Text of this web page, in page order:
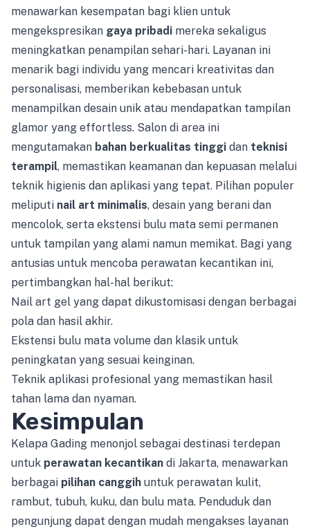
menawarkan kesempatan bagi klien untuk
mengekspresikan gaya pribadi mereka sekaligus
meningkatkan penampilan sehari-hari. Layanan ini
menarik bagi individu yang mencari kreativitas dan
personalisasi, memberikan kebebasan untuk
menampilkan desain unik atau mendapatkan tampilan
glamor yang effortless. Salon di area ini
mengutamakan bahan berkualitas tinggi dan teknisi
terampil, memastikan keamanan dan kepuasan melalui
teknik higienis dan aplikasi yang tepat. Pilihan populer
meliputi nail art minimalis, desain yang berani dan
mencolok, serta ekstensi bulu mata semi permanen
untuk tampilan yang alami namun memikat. Bagi yang
antusias untuk mencoba perawatan kecantikan ini,
pertimbangkan hal-hal berikut:
Nail art gel yang dapat dikustomisasi dengan berbagai
pola dan hasil akhir.
Ekstensi bulu mata volume dan klasik untuk
peningkatan yang sesuai keinginan.
Teknik aplikasi profesional yang memastikan hasil
tahan lama dan nyaman.
Kesimpulan
Kelapa Gading menonjol sebagai destinasi terdepan
untuk perawatan kecantikan di Jakarta, menawarkan
berbagai pilihan canggih untuk perawatan kulit,
rambut, tubuh, kuku, dan bulu mata. Penduduk dan
pengunjung dapat dengan mudah mengakses layanan